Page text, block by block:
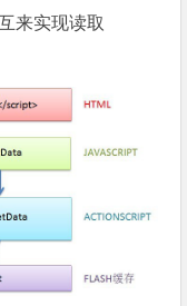
来实现读取